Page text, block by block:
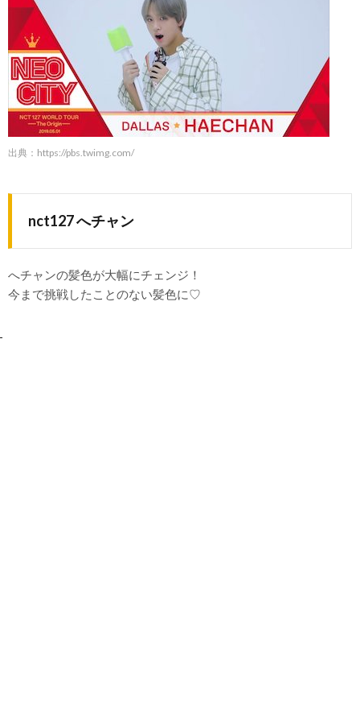
出典： https://pbs.twimg.com/
nct127 へチャン
へチャンの髪色が大幅にチェンジ！
今まで挑戦したことのない髪色に♡